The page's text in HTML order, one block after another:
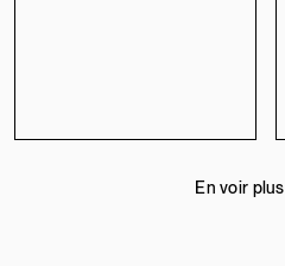
En voir plus